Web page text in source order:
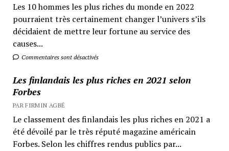
Les 10 hommes les plus riches du monde en 2022
pourraient très certainement changer l’univers s’ils
décidaient de mettre leur fortune au service des
causes...
Commentaires sont désactivés
Les finlandais les plus riches en 2021 selon
Forbes
PAR FIRMIN AGBÉ
Le classement des finlandais les plus riches en 2021 a
été dévoilé par le très réputé magazine américain
Forbes. Selon les chiffres rendus publics par...